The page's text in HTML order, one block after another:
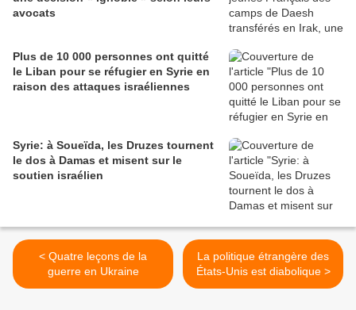
avocats
Plus de 10 000 personnes ont quitté
le Liban pour se réfugier en Syrie en
raison des attaques israéliennes
Syrie: à Soueïda, les Druzes tournent
le dos à Damas et misent sur le
soutien israélien
< Quatre leçons de la
guerre en Ukraine
La politique étrangère des
États-Unis est diabolique >